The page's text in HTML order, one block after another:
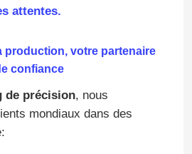
attentes.
production, votre partenaire
confiance
de précision, nous
mondiaux dans des